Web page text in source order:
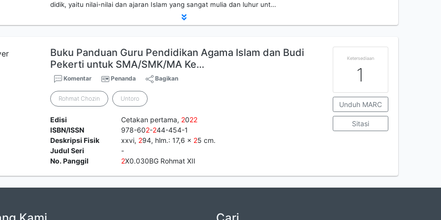
didik, yaitu nilai-nilai dan ajaran Islam yang sangat mulia dan luhur unt…
Buku Panduan Guru Pendidikan Agama Islam dan Budi
Pekerti untuk SMA/SMK/MA Ke…
Komentar Penanda Bagikan
Rohmat Chozin Untoro
Edisi Cetakan pertama, 2022
ISBN/ISSN
978-602-244-454-1
Deskripsi Fisik
xxvi, 294, hlm.: 17,6 x 25 cm.
Judul Seri
-
No. Panggil
2X0.030BG Rohmat XII
Ketersediaan
1
Unduh MARC
Sitasi